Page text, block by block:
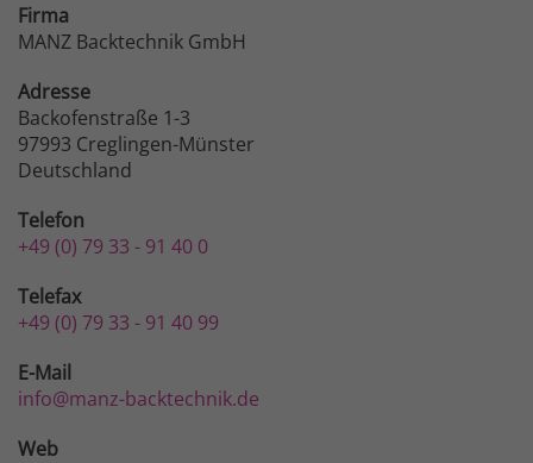
Firma
MANZ Backtechnik GmbH
Adresse
Backofenstraße 1-3
97993 Creglingen-Münster
Deutschland
Telefon
+49 (0) 79 33 - 91 40 0
Telefax
+49 (0) 79 33 - 91 40 99
E-Mail
info@manz-backtechnik.de
Web